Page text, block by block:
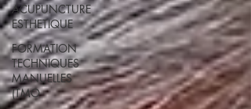
ACUPUNCTURE
ESTHETIQUE
FORMATION
TECHNIQUES
MANUELLES
(TMO